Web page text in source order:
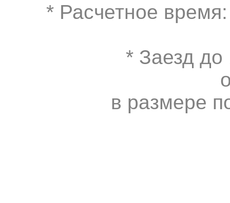
* Расчетное
* Заезд
в размере